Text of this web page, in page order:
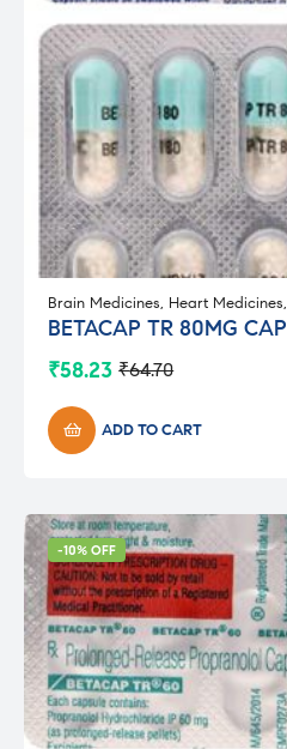
Brain Medicines, Heart Medicines,
BETACAP TR 80MG CAP
₹64.70
Original
was:
₹64.70.
₹58.23
Current
is:
₹58.23.ADD TO CART
-10% OFF